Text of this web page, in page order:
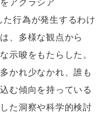
アクラシア
た行為が発生するわけ
、多様な観点から
示唆をもたらした。
かれ少なかれ、誰も
む傾向を持っている
た洞察や科学的検討